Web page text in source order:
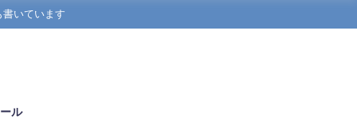
いています
ル